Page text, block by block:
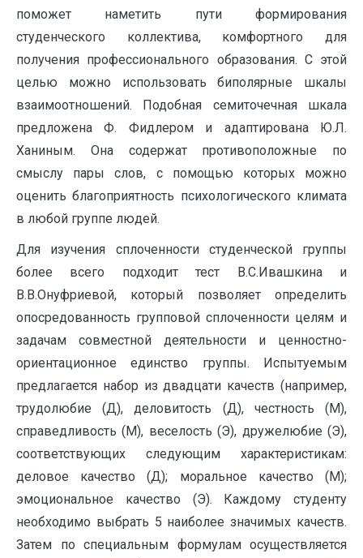
поможет наметить пути формирования
студенческого коллектива, комфортного для
получения профессионального образования. С этой
целью можно использовать биполярные шкалы
взаимоотношений. Подобная семиточечная шкала
предложена Ф. Фидлером и адаптирована Ю.Л.
Ханиным. Она содержат противоположные по
смыслу пары слов, с помощью которых можно
оценить благоприятность психологического климата
в любой группе людей.
Для изучения сплоченности студенческой группы
более всего подходит тест В.С.Ивашкина и
В.В.Онуфриевой, который позволяет определить
опосредованность групповой сплоченности целям и
задачам совместной деятельности и ценностно-
ориентационное единство группы. Испытуемым
предлагается набор из двадцати качеств (например,
трудолюбие (Д), деловитость (Д), честность (М),
справедливость (М), веселость (Э), дружелюбие (Э),
соответствующих следующим характеристикам:
деловое качество (Д); моральное качество (М);
эмоциональное качество (Э). Каждому студенту
необходимо выбрать 5 наиболее значимых качеств.
Затем по специальным формулам осуществляется